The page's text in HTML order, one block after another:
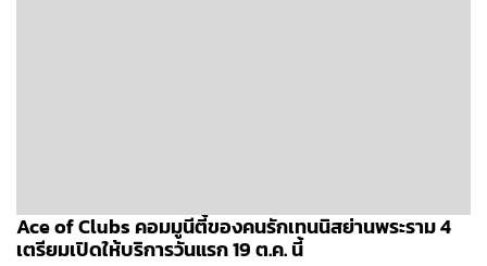
Ace of Clubs คอมมูนีตี้ของคนรักเทนนิสย่านพระราม 4
เตรียมเปิดให้บริการวันแรก 19 ต.ค. นี้